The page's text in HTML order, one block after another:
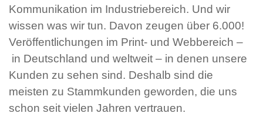
Kommunikation im Industriebereich. Und wir
wissen was wir tun. Davon zeugen über 6.000!
Veröffentlichungen im Print- und Webbereich –
in Deutschland und weltweit – in denen unsere
Kunden zu sehen sind. Deshalb sind die
meisten zu Stammkunden geworden, die uns
schon seit vielen Jahren vertrauen.